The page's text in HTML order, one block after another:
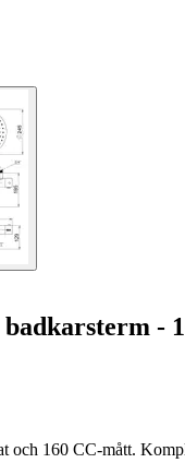
-
och 160 CC-mått.